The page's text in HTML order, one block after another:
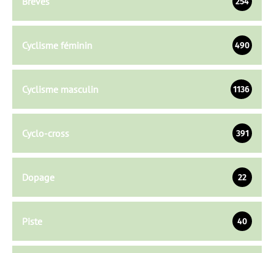
Cyclisme féminin 490
Cyclisme masculin 1136
Cyclo-cross 391
Dopage 22
Piste 40